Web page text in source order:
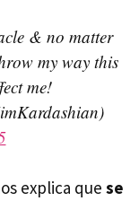
& no matter
my way this
me!
explica que se